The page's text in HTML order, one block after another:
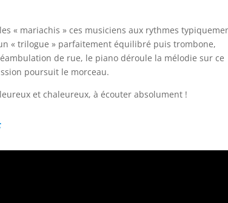
« mariachis » ces musiciens aux rythmes
« trilogue » parfaitement équilibré puis trombone,
de rue, le piano déroule la mélodie sur ce
poursuit le morceau.
et chaleureux, à écouter absolument !